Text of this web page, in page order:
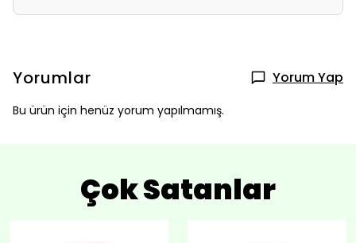
Yorumlar Yorum Yap
Bu ürün için henüz yorum yapılmamış.
Çok Satanlar